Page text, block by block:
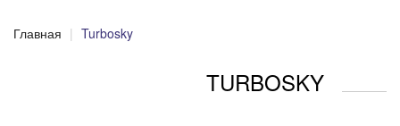
Главная Turbosky
TURBOSKY